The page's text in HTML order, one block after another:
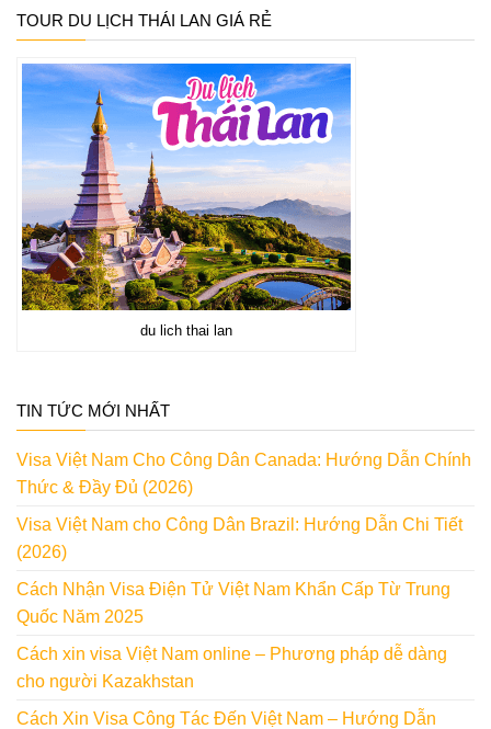
TOUR DU LỊCH THÁI LAN GIÁ RẺ
du lich thai lan
TIN TỨC MỚI NHẤT
Visa Việt Nam Cho Công Dân Canada: Hướng Dẫn Chính
Thức & Đầy Đủ (2026)
Visa Việt Nam cho Công Dân Brazil: Hướng Dẫn Chi Tiết
(2026)
Cách Nhận Visa Điện Tử Việt Nam Khẩn Cấp Từ Trung
Quốc Năm 2025
Cách xin visa Việt Nam online – Phương pháp dễ dàng
cho người Kazakhstan
Cách Xin Visa Công Tác Đến Việt Nam – Hướng Dẫn